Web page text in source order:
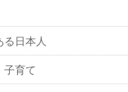
る日本人
育て